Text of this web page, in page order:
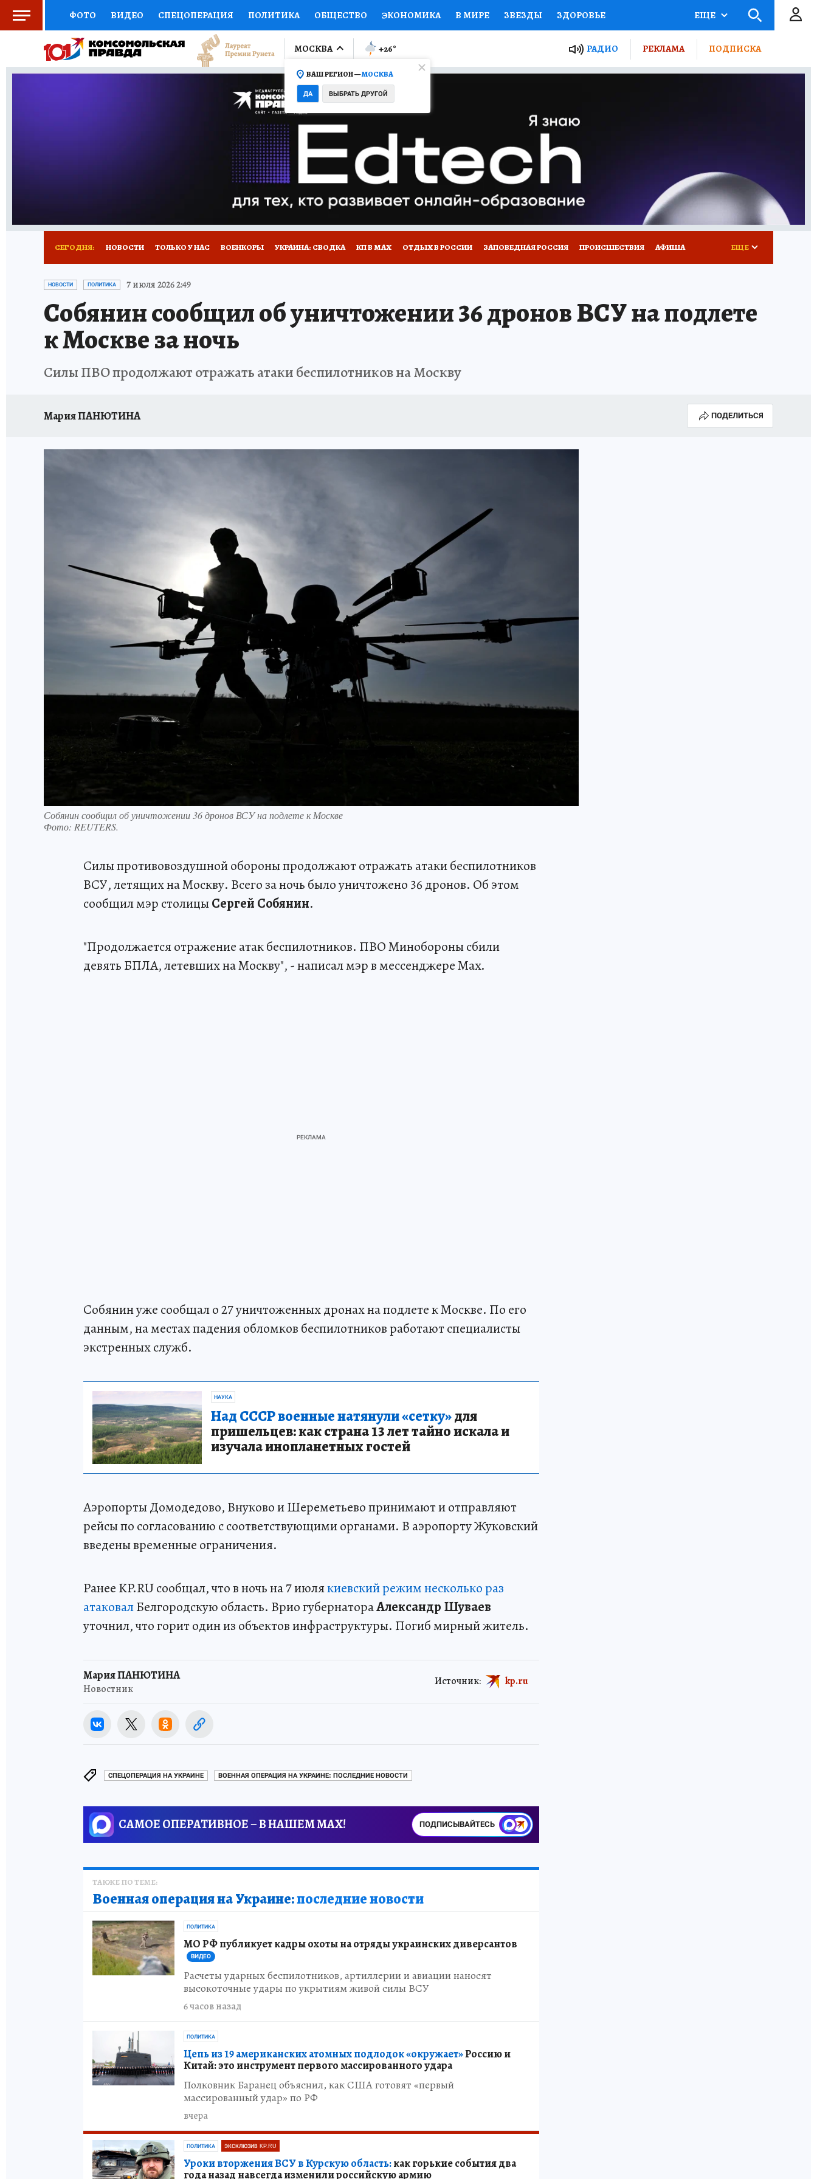
ФОТО ВИДЕО СПЕЦОПЕРАЦИЯ ПОЛИТИКА ОБЩЕСТВО ЭКОНОМИКА В МИРЕ ЗВЕЗДЫ ЗДОРОВЬЕ
СОЦПОДДЕРЖКА НАУКА СПОРТ КОЛУМНИСТЫ ПРОИСШЕСТВИЯ НАЦИОНАЛЬНЫЕ ПРОЕКТЫ РОССИИ АФИША
ВЫБОР ЭКСПЕРТОВ ДОКТОР ФИНАНСЫ ОТКРЫВАЕМ МИР Я ЗНАЮ СЕМЬЯ ЖЕНСКИЕ СЕКРЕТЫ ПУТЕВОДИТЕЛЬ
ПРОГНОЗЫ НА СПОРТ ПРОМОКОДЫ СЕРИАЛЫ
ТЕЛЕВИЗОР КОЛЛЕКЦИИ КОНКУРСЫ ГИД ПОТРЕБИТЕЛЯ
НОВОЕ НА САЙТЕ
ЕЩЕ
МОСКВА
ВАШ РЕГИОН —МОСКВА
ДА ВЫБРАТЬ ДРУГОЙ
+26° РАДИО РЕКЛАМА ПОДПИСКА
СЕГОДНЯ: НОВОСТИ ТОЛЬКО У НАС ВОЕНКОРЫ УКРАИНА: СВОДКА КП В МАХ ОТДЫХ В РОССИИ ЗАПОВЕДНАЯ РОССИЯ ПРОИСШЕСТВИЯ АФИША
ИСПЫТАНО НА СЕБЕ
ЕЩЕ
НОВОСТИ ПОЛИТИКА 7 июля 2026 2:49
Собянин сообщил об уничтожении 36 дронов ВСУ на подлете
к Москве за ночь
Силы ПВО продолжают отражать атаки беспилотников на Москву
Мария ПАНЮТИНА ПОДЕЛИТЬСЯ
Собянин сообщил об уничтожении 36 дронов ВСУ на подлете к Москве
Фото: REUTERS.
Силы противовоздушной обороны продолжают отражать атаки беспилотников
ВСУ, летящих на Москву. Всего за ночь было уничтожено 36 дронов. Об этом
сообщил мэр столицыСергей Собянин.
"Продолжается отражение атак беспилотников. ПВО Минобороны сбили
девять БПЛА, летевших на Москву", - написал мэр в мессенджере Max.
Собянин уже сообщал о 27 уничтоженных дронах на подлете к Москве. По его
данным, на местах падения обломков беспилотников работают специалисты
экстренных служб.
НАУКА
Над СССР военные натянули «сетку»для
пришельцев: как страна 13 лет тайно искала и
изучала инопланетных гостей
Аэропорты Домодедово, Внуково и Шереметьево принимают и отправляют
рейсы по согласованию с соответствующими органами. В аэропорту Жуковский
введены временные ограничения.
Ранее KP.RU сообщал, что в ночь на 7 июлякиевский режим несколько раз
атаковалБелгородскую область. Врио губернатораАлександр Шуваев
уточнил, что горит один из объектов инфраструктуры. Погиб мирный житель.
Мария ПАНЮТИНА
Новостник
Источник: kp.ru
СПЕЦОПЕРАЦИЯ НА УКРАИНЕ ВОЕННАЯ ОПЕРАЦИЯ НА УКРАИНЕ: ПОСЛЕДНИЕ НОВОСТИ
САМОЕ ОПЕРАТИВНОЕ – В НАШЕМ MAX! ПОДПИСЫВАЙТЕСЬ
ТАКЖЕ ПО ТЕМЕ:
Военная операция на Украине:последние новости
ПОЛИТИКА
МО РФ публикует кадры охоты на отряды украинских диверсантов
ВИДЕО
Расчеты ударных беспилотников, артиллерии и авиации наносят
высокоточные удары по укрытиям живой силы ВСУ
6 часов назад
ПОЛИТИКА
Цепь из 19 американских атомных подлодок «окружает»Россию и
Китай: это инструмент первого массированного удара
Полковник Баранец объяснил, как США готовят «первый
массированный удар» по РФ
вчера
ПОЛИТИКА ЭКСКЛЮЗИВ KP.RU
Уроки вторжения ВСУ в Курскую область:как горькие события два
года назад навсегда изменили российскую армию